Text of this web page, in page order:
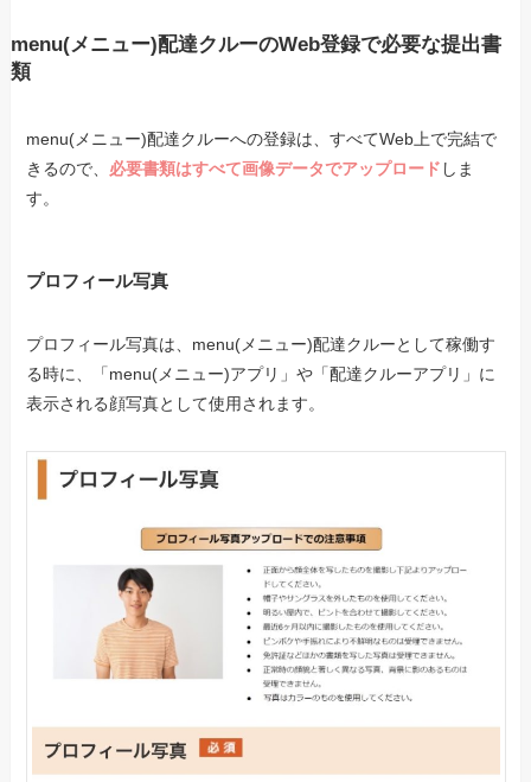
menu(メニュー)配達クルーのWeb登録で必要な提出書
類
menu(メニュー)配達クルーへの登録は、すべてWeb上で完結で
きるので、 必要書類はすべて画像データでアップロード しま
す。
プロフィール写真
プロフィール写真は、menu(メニュー)配達クルーとして稼働す
る時に、「menu(メニュー)アプリ」や「配達クルーアプリ」に
表示される顔写真として使用されます。